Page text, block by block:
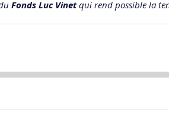
Fonds Luc Vinetqui rend possible la